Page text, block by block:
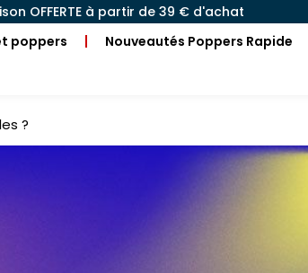
OFFERTE à partir de 39 € d'achat
poppers Nouveautés Poppers Rapide
?